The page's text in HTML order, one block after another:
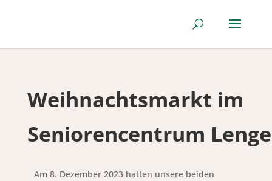
Weihnachtsmarkt im
Seniorencentrum
Am 8. Dezember 2023 hatten unsere beiden